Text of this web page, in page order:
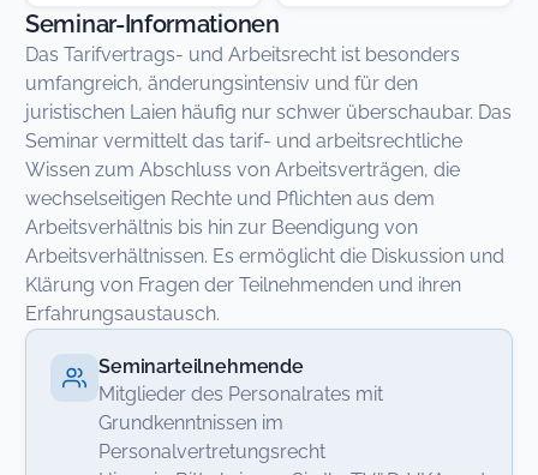
Seminar-Informationen
Das Tarifvertrags- und Arbeitsrecht ist besonders
umfangreich, änderungsintensiv und für den
juristischen Laien häufig nur schwer überschaubar. Das
Seminar vermittelt das tarif- und arbeitsrechtliche
Wissen zum Abschluss von Arbeitsverträgen, die
wechselseitigen Rechte und Pflichten aus dem
Arbeitsverhältnis bis hin zur Beendigung von
Arbeitsverhältnissen. Es ermöglicht die Diskussion und
Klärung von Fragen der Teilnehmenden und ihren
Erfahrungsaustausch.
Seminarteilnehmende
Mitglieder des Personalrates mit
Grundkenntnissen im
Personalvertretungsrecht